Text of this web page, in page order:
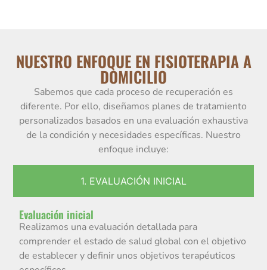
NUESTRO ENFOQUE EN FISIOTERAPIA A
DOMICILIO
Sabemos que cada proceso de recuperación es
diferente. Por ello, diseñamos planes de tratamiento
personalizados basados en una evaluación exhaustiva
de la condición y necesidades específicas. Nuestro
enfoque incluye:
1. EVALUACIÓN INICIAL
Evaluación inicial
Realizamos una evaluación detallada para
comprender el estado de salud global con el objetivo
de establecer y definir unos objetivos terapéuticos